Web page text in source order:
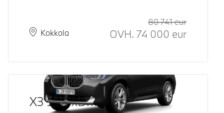
Paikkakunta
Kokkola
Toimitusaika
80 741eurHinta
OVH. 74 000 eur
X3 30e xDrive